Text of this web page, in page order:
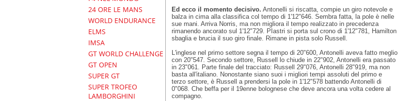
24 ORE LE MANS
WORLD ENDURANCE
ELMS
IMSA
GT WORLD CHALLENGE
GT OPEN
SUPER GT
SUPER TROFEO
LAMBORGHINI
Ed ecco il momento decisivo. Antonelli si riscatta, compie un giro notevole e
balza in cima alla classifica col tempo di 1'12"646. Sembra fatta, la pole è nelle
sue mani. Arriva Norris, ma non migliora il tempo realizzato in precedenza
rimanendo ancorato sul 1'12"729. PIastri si porta sul crono di 1'12"781, Hamilton
sbaglia e brucia il suo giro finale. Rimane in pista solo Russell.
L'inglese nel primo settore segna il tempo di 20"600, Antonelli aveva fatto meglio
con 20"547. Secondo settore, Russell lo chiude in 22"902, Antonelli era passato
in 23"061. Parte finale del tracciato: Russell 29"076, Antonelli 28"919, ma non
basta all'italiano. Nonostante siano suoi i migliori tempi assoluti del primo e
terzo settore, è Russell a prendersi la pole in 1'12"578 battendo Antonelli di
0"068. Che beffa per il 19enne bolognese che deve ancora una volta cedere al
compagno.